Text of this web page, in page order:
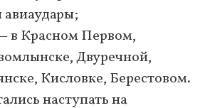
в Красном Первом,
Двуречной,
Кисловке, Берестовом.
наступать на